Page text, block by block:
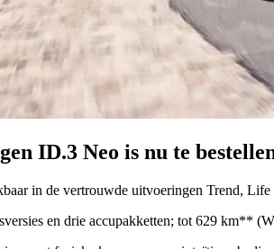
ID.3 Neo is nu te
in de vertrouwde uitvoeringen Trend, Life
en drie accupakketten; tot 629 km**